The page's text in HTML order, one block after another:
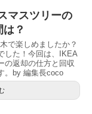
マスツリーの
？
で楽しめましたか？
した！今回は、IKEA
の返却の仕方と回収
。by 編集長coco